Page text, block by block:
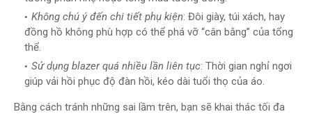
Không chú ý đến chi tiết phụ kiện: Đôi giày, túi xách, hay
đồng hồ không phù hợp có thể phá vỡ “cân bằng” của tổng
thể.
Sử dụng blazer quá nhiều lần liên tục: Thời gian nghỉ ngơi
giúp vải hồi phục độ đàn hồi, kéo dài tuổi thọ của áo.
Bằng cách tránh những sai lầm trên, bạn sẽ khai thác tối đa